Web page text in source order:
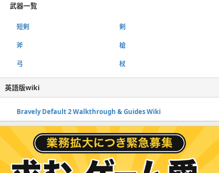
武器一覧
短剣 剣
斧 槍
弓 杖
英語版wiki
Bravely Default 2 Walkthrough & Guides Wiki